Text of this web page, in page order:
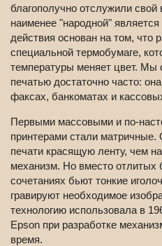
благополучно отслужили свой
наименее "народной"
действия основан на том, что
специальной термобумаге,
температуры меняет цвет. Мы
печатью достаточно часто:
факсах, банкоматах и
Первыми массовыми и по-
принтерами стали
печати красящую ленту, чем
механизм. Но вместо отлитых
сочетаниях бьют тонкие
гравируют необходимое
технологию использовала в
Epson при разработке
время.